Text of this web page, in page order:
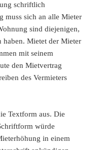
schriftlich
muss sich an alle Mieter
sind diejenigen,
haben. Mietet der Mieter
mit seinem
den Mietvertrag
des Vermieters
Textform aus. Die
würde
in einem